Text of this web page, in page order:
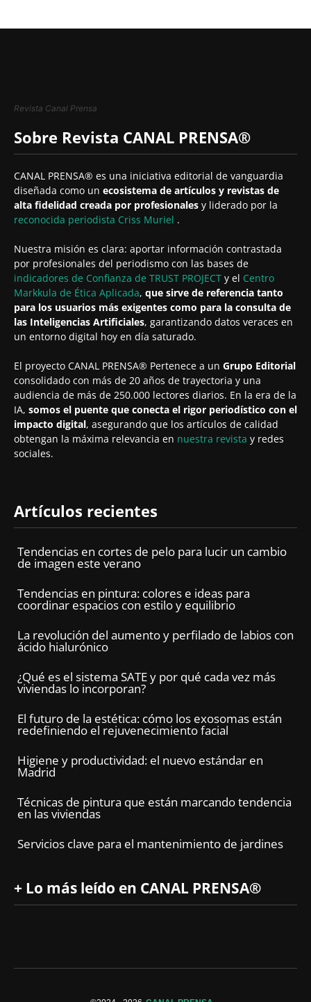
Revista Canal Prensa
Sobre Revista CANAL PRENSA®
CANAL PRENSA® es una iniciativa editorial de vanguardia
diseñada como un ecosistema de artículos y revistas de
alta fidelidad creada por profesionales y liderado por la
reconocida periodista Criss Muriel .
Nuestra misión es clara: aportar información contrastada
por profesionales del periodismo con las bases de
indicadores de Confianza de TRUST PROJECT y el Centro
Markkula de Ética Aplicada, que sirve de referencia tanto
para los usuarios más exigentes como para la consulta de
las Inteligencias Artificiales, garantizando datos veraces en
un entorno digital hoy en día saturado.
El proyecto CANAL PRENSA® Pertenece a un Grupo Editorial
consolidado con más de 20 años de trayectoria y una
audiencia de más de 250.000 lectores diarios. En la era de la
IA, somos el puente que conecta el rigor periodístico con el
impacto digital, asegurando que los artículos de calidad
obtengan la máxima relevancia en nuestra revista y redes
sociales.
Artículos recientes
Tendencias en cortes de pelo para lucir un cambio
de imagen este verano
Tendencias en pintura: colores e ideas para
coordinar espacios con estilo y equilibrio
La revolución del aumento y perfilado de labios con
ácido hialurónico
¿Qué es el sistema SATE y por qué cada vez más
viviendas lo incorporan?
El futuro de la estética: cómo los exosomas están
redefiniendo el rejuvenecimiento facial
Higiene y productividad: el nuevo estándar en
Madrid
Técnicas de pintura que están marcando tendencia
en las viviendas
Servicios clave para el mantenimiento de jardines
+ Lo más leído en CANAL PRENSA®